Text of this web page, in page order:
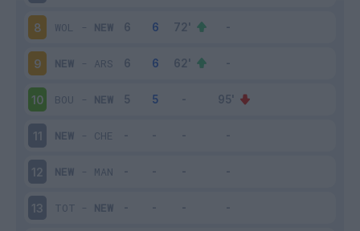
8 WOL - NEW
9 NEW - ARS
10 BOU - NEW
11 NEW - CHE
12 NEW - MAN
13 TOT - NEW